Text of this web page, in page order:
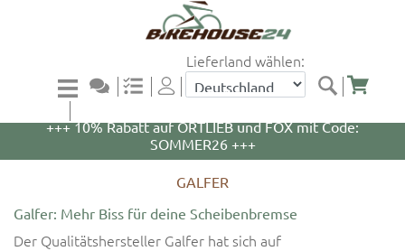
Lieferland wählen:
+++ 5% Rabatt auf WOOM Bikes und Zubehör mit
+++ 10% Rabatt auf ORTLIEB und FOX mit Code:
SOMMER26 +++
GALFER
Galfer: Mehr Biss für deine Scheibenbremse
Der Qualitätshersteller Galfer hat sich auf